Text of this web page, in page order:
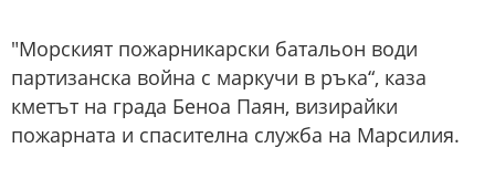
"Морският пожарникарски батальон води
партизанска война с маркучи в ръка“, каза
кметът на града Беноа Паян, визирайки
пожарната и спасителна служба на Марсилия.